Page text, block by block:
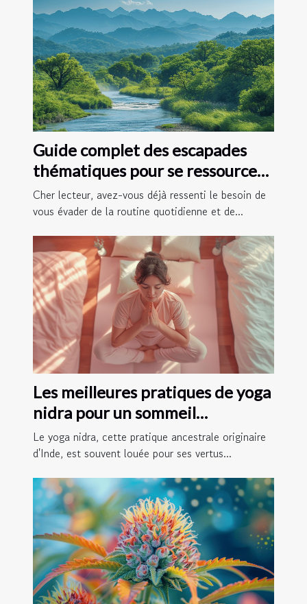
Guide complet des escapades
thématiques pour se ressourcer
en 2025
Cher lecteur, avez-vous déjà ressenti le besoin de
vous évader de la routine quotidienne et de...
Les meilleures pratiques de yoga
nidra pour un sommeil
réparateur
Le yoga nidra, cette pratique ancestrale originaire
d'Inde, est souvent louée pour ses vertus...